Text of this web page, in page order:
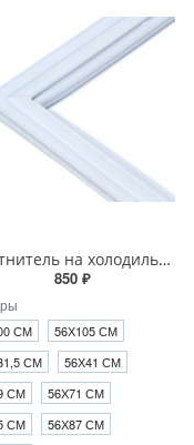
Уплотнитель на холодильник Атлант
850 ₽
СМ
56Х105 СМ
СМ
56Х41 СМ
СМ
56Х71 СМ
СМ
56Х87 СМ